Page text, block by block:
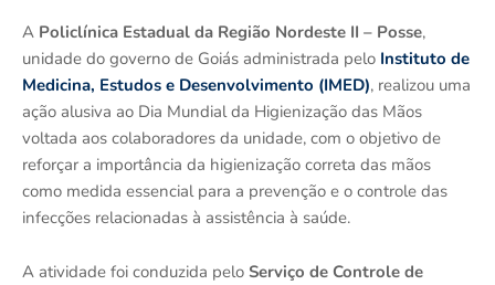
A Policlínica Estadual da Região Nordeste II – Posse,
unidade do governo de Goiás administrada pelo Instituto de
Medicina, Estudos e Desenvolvimento (IMED), realizou uma
ação alusiva ao Dia Mundial da Higienização das Mãos
voltada aos colaboradores da unidade, com o objetivo de
reforçar a importância da higienização correta das mãos
como medida essencial para a prevenção e o controle das
infecções relacionadas à assistência à saúde.
A atividade foi conduzida pelo Serviço de Controle de